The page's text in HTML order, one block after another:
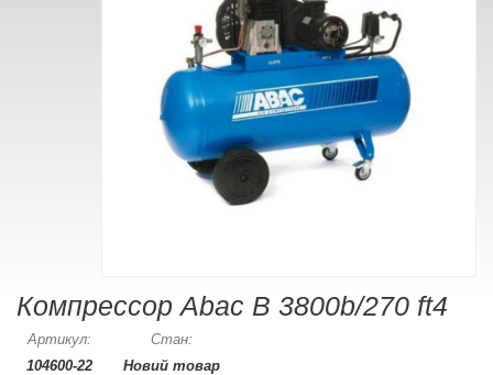
Компрессор Abac B 3800b/270 ft4
Артикул:
104600-22
Стан:
Новий товар